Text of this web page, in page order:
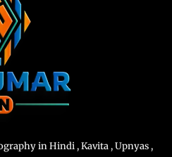
in Hindi , Kavita , Upnyas ,